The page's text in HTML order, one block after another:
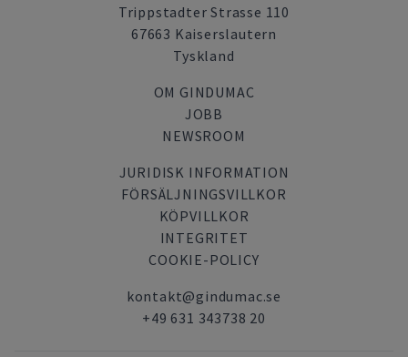
Trippstadter Strasse 110
67663 Kaiserslautern
Tyskland
OM GINDUMAC
JOBB
NEWSROOM
JURIDISK INFORMATION
FÖRSÄLJNINGSVILLKOR
KÖPVILLKOR
INTEGRITET
COOKIE-POLICY
kontakt@gindumac.se
+49 631 343738 20